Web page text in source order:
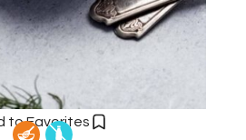
to Favorites